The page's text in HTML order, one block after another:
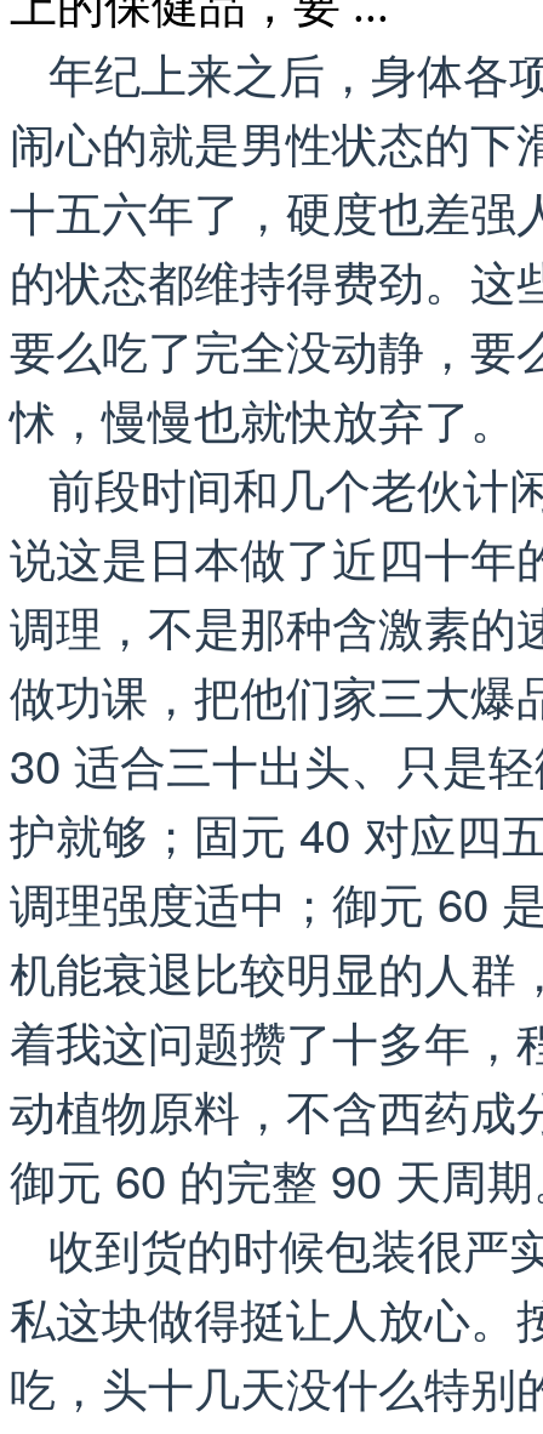
年纪上来之后，身体各
闹心的就是男性状态的下
十五六年了，硬度也差强
的状态都维持得费劲。这
要么吃了完全没动静，要
怵，慢慢也就快放弃了。
前段时间和几个老伙计
说这是日本做了近四十年
调理，不是那种含激素的
做功课，把他们家三大爆
30 适合三十出头、只是
护就够；固元 40 对应四
调理强度适中；御元 60
机能衰退比较明显的人群
着我这问题攒了十多年，
动植物原料，不含西药成
御元 60 的完整 90 天周
收到货的时候包装很严
私这块做得挺让人放心。
吃，头十几天没什么特别